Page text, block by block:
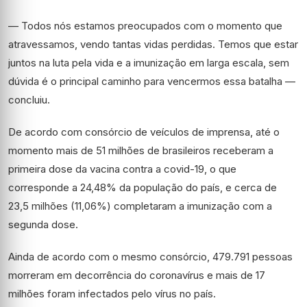
— Todos nós estamos preocupados com o momento que
atravessamos, vendo tantas vidas perdidas. Temos que estar
juntos na luta pela vida e a imunização em larga escala, sem
dúvida é o principal caminho para vencermos essa batalha —
concluiu.
De acordo com consórcio de veículos de imprensa, até o
momento mais de 51 milhões de brasileiros receberam a
primeira dose da vacina contra a covid-19, o que
corresponde a 24,48% da população do país, e cerca de
23,5 milhões (11,06%) completaram a imunização com a
segunda dose.
Ainda de acordo com o mesmo consórcio, 479.791 pessoas
morreram em decorrência do coronavírus e mais de 17
milhões foram infectados pelo vírus no país.